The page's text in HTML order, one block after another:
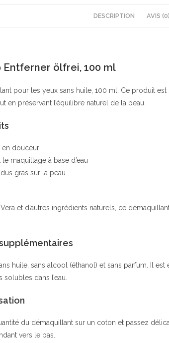
|
DESCRIPTION AVIS (0)
Entferner ölfrei, 100 ml
pour les yeux sans huile, 100 ml. Ce produit
en préservant l’équilibre naturel de la peau.
en douceur
maquillage à base d’eau
gras sur la peau
et d’autres ingrédients naturels, ce
huile, sans alcool (éthanol) et sans parfum. Il
dans l’eau.
du démaquillant sur un coton et passez
vers le bas.